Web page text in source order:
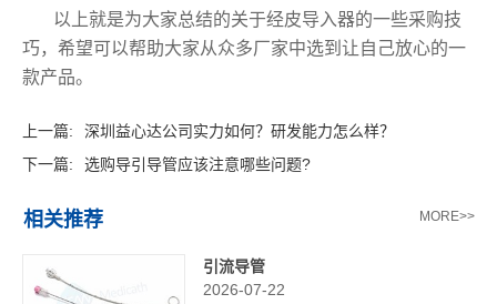
以上就是为大家总结的关于经皮导入器的一些采购技
巧，希望可以帮助大家从众多厂家中选到让自己放心的一
款产品。‍
上一篇:
深圳益心达公司实力如何？研发能力怎么样？
下一篇:
选购导引导管应该注意哪些问题?
相关推荐 MORE>>
引流导管
2026-07-22